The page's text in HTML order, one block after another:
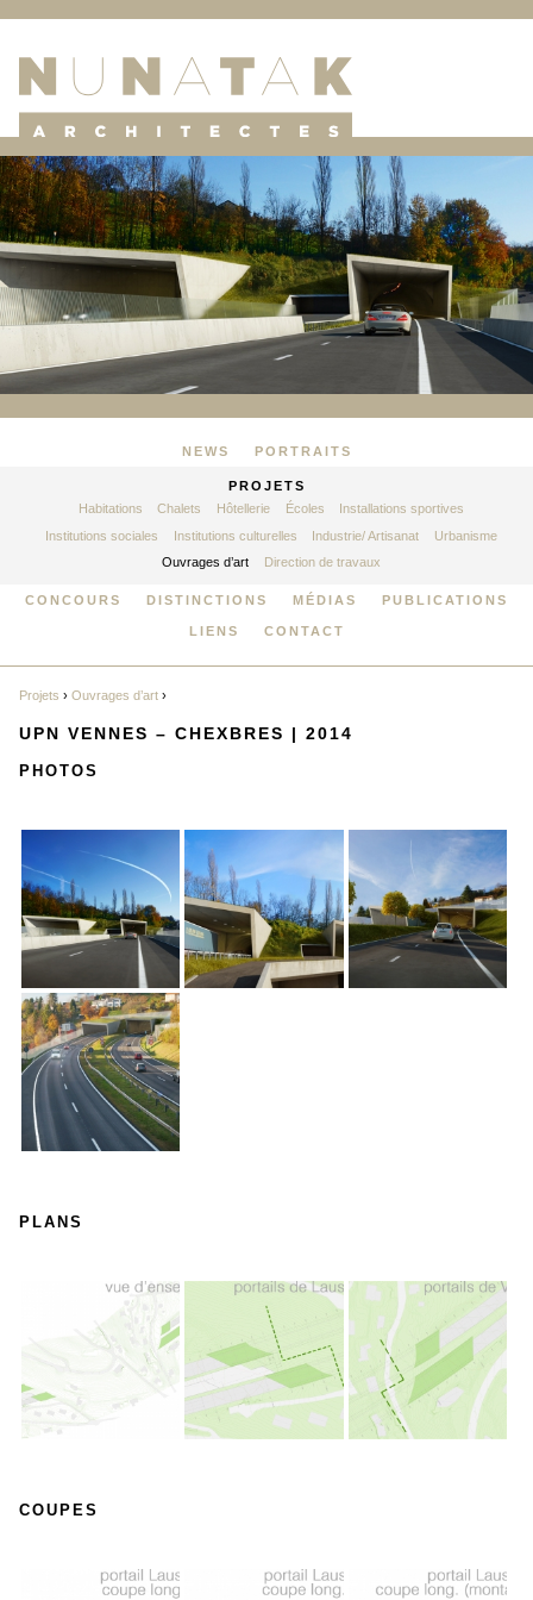
NEWS PORTRAITS
PROJETS
Habitations
Chalets Hôtellerie Écoles
Installations sportives
Institutions sociales
Institutions culturelles Industrie/ Artisanat
Urbanisme
Ouvrages d’art
Direction de travaux
CONCOURS DISTINCTIONS MÉDIAS PUBLICATIONS
LIENS CONTACT
Projets › Ouvrages d’art ›
UPN VENNES – CHEXBRES | 2014
PHOTOS
PLANS
COUPES